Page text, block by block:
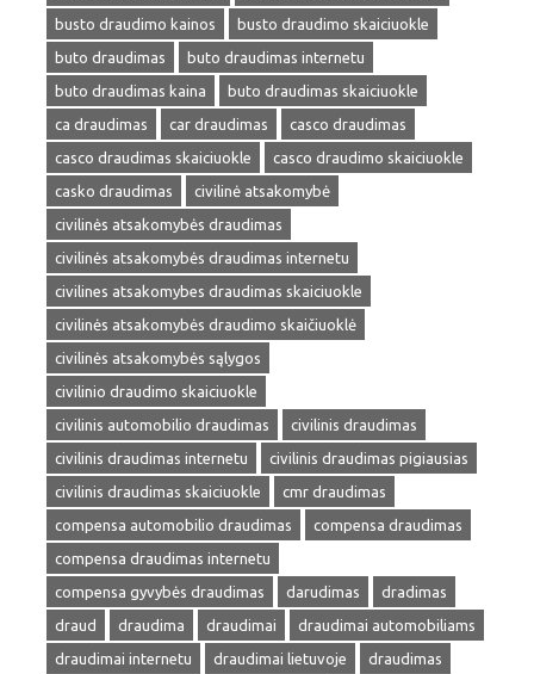
busto draudimo kainos
busto draudimo skaiciuokle
buto draudimas
buto draudimas internetu
buto draudimas kaina
buto draudimas skaiciuokle
ca draudimas
car draudimas
casco draudimas
casco draudimas skaiciuokle
casco draudimo skaiciuokle
casko draudimas
civilinė atsakomybė
civilinės atsakomybės draudimas
civilinės atsakomybės draudimas internetu
civilines atsakomybes draudimas skaiciuokle
civilinės atsakomybės draudimo skaičiuoklė
civilinės atsakomybės sąlygos
civilinio draudimo skaiciuokle
civilinis automobilio draudimas
civilinis draudimas
civilinis draudimas internetu
civilinis draudimas pigiausias
civilinis draudimas skaiciuokle
cmr draudimas
compensa automobilio draudimas
compensa draudimas
compensa draudimas internetu
compensa gyvybės draudimas
darudimas
dradimas
draud
draudima draudimai
draudimai automobiliams
draudimai internetu
draudimai lietuvoje
draudimas